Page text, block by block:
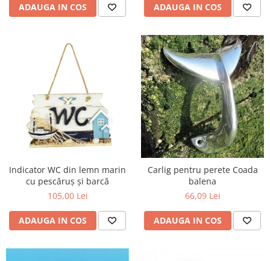
ADAUGA IN COS ADAUGA IN COS
Indicator WC din lemn marin
cu pescăruș și barcă
105,00 Lei
ADAUGA IN COS
Carlig pentru perete Coada
balena
66,09 Lei
ADAUGA IN COS